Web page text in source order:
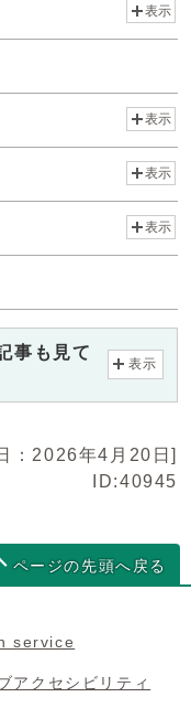
表示
表示
表示
表示
事も見て
表示
：2026年4月20日]
ID:40945
ページの先頭へ戻る
service
アクセシビリティ